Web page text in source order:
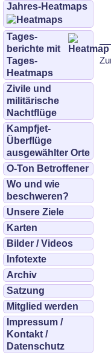
Jahres-Heatmaps
Tages­
berichte mit
Tages-
Heatmaps
Zivile und
militärische
Nachtflüge
Kampfjet-
Überflüge
ausgewählter Orte
O-Ton Betroffener
Wo und wie
beschweren?
Unsere Ziele
Karten
Bilder / Videos
Infotexte
Archiv
Satzung
Mitglied werden
Impressum /
Kontakt /
Datenschutz